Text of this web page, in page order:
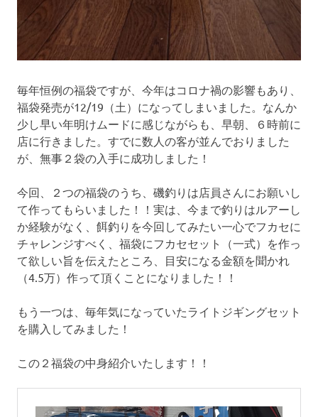
毎年恒例の福袋ですが、今年はコロナ禍の影響もあり、
福袋発売が12/19（土）になってしまいました。なんか
少し早い年明けムードに感じながらも、早朝、６時前に
店に行きました。すでに数人の客が並んでおりました
が、無事２袋の入手に成功しました！
今回、２つの福袋のうち、磯釣りは店員さんにお願いし
て作ってもらいました！！実は、今まで釣りはルアーし
か経験がなく、餌釣りを今回してみたい一心でフカセに
チャレンジすべく、福袋にフカセセット（一式）を作っ
て欲しい旨を伝えたところ、目安になる金額を聞かれ
（4.5万）作って頂くことになりました！！
もう一つは、毎年気になっていたライトジギングセット
を購入してみました！
この２福袋の中身紹介いたします！！